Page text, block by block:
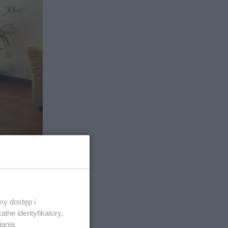
dostęp i
identyfikatory,